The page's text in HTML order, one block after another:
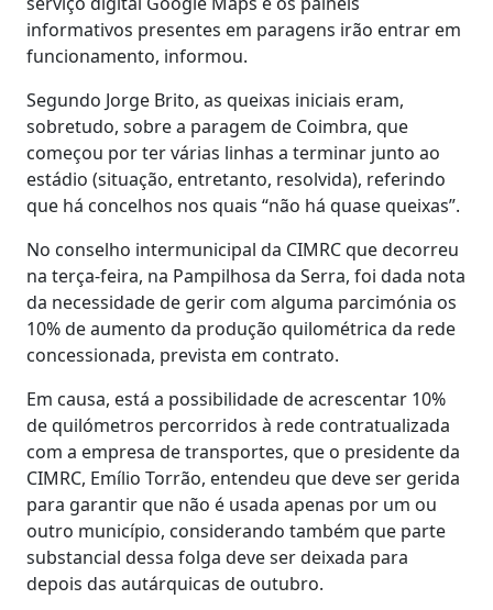
informativos presentes em paragens irão entrar em
funcionamento, informou.
Segundo Jorge Brito, as queixas iniciais eram,
sobretudo, sobre a paragem de Coimbra, que
começou por ter várias linhas a terminar junto ao
estádio (situação, entretanto, resolvida), referindo
que há concelhos nos quais “não há quase queixas”.
No conselho intermunicipal da CIMRC que decorreu
na terça-feira, na Pampilhosa da Serra, foi dada nota
da necessidade de gerir com alguma parcimónia os
10% de aumento da produção quilométrica da rede
concessionada, prevista em contrato.
Em causa, está a possibilidade de acrescentar 10%
de quilómetros percorridos à rede contratualizada
com a empresa de transportes, que o presidente da
CIMRC, Emílio Torrão, entendeu que deve ser gerida
para garantir que não é usada apenas por um ou
outro município, considerando também que parte
substancial dessa folga deve ser deixada para
depois das autárquicas de outubro.